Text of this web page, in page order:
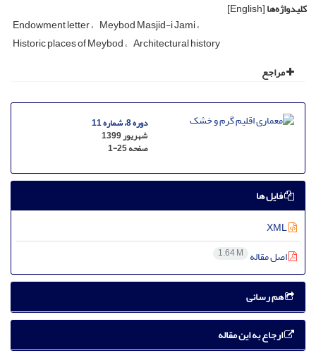
کلیدواژه‌ها[English]
Endowment letter Meybod Masjid-i Jami
Historic places of Meybod Architectural history
مراجع
دوره 8، شماره 11
شهریور 1399
صفحه1-25
فایل ها
اصل مقاله 1.64 M
هم رسانی
ارجاع به این مقاله